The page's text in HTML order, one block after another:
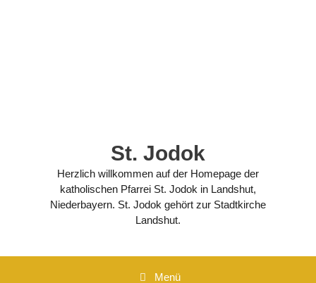
St. Jodok
Herzlich willkommen auf der Homepage der
katholischen Pfarrei St. Jodok in Landshut,
Niederbayern. St. Jodok gehört zur Stadtkirche
Landshut.
Menü